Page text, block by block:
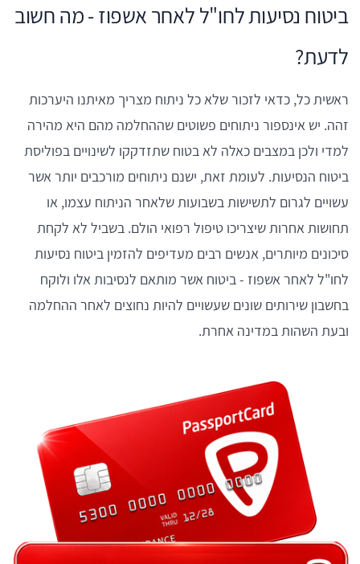
ביטוח נסיעות לחו"ל לאחר אשפוז - מה חשוב
לדעת?
ראשית כל, כדאי לזכור שלא כל ניתוח מצריך מאיתנו היערכות
זהה. יש אינספור ניתוחים פשוטים שההחלמה מהם היא מהירה
למדי ולכן במצבים כאלה לא בטוח שתזדקקו לשינויים בפוליסת
ביטוח הנסיעות. לעומת זאת, ישנם ניתוחים מורכבים יותר אשר
עשויים לגרום לתשישות בשבועות שלאחר הניתוח עצמו, או
תחושות אחרות שיצריכו טיפול רפואי הולם. בשביל לא לקחת
סיכונים מיותרים, אנשים רבים מעדיפים להזמין ביטוח נסיעות
לחו"ל לאחר אשפוז - ביטוח אשר מותאם לנסיבות אלו ולוקח
בחשבון שירותים שונים שעשויים להיות נחוצים לאחר ההחלמה
ובעת השהות במדינה אחרת.